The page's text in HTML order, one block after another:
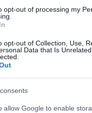
opt-out of processing my
opt-out of Collection, Use,
Data that Is
allow Google to enable
Όλα κυλούν ομαλά.
συγκεκριμένα
16 συνολικά